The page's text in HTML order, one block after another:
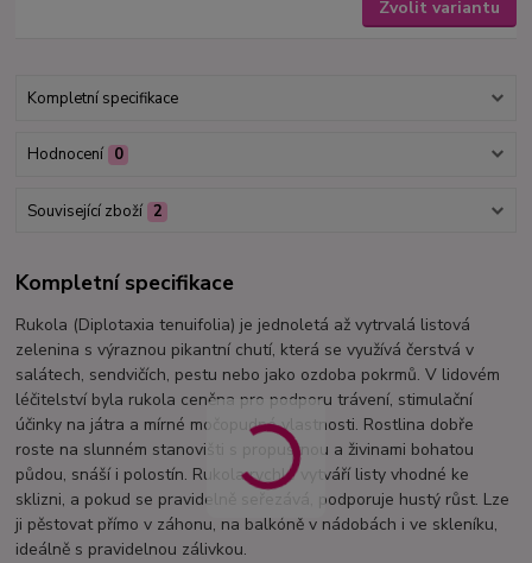
Zvolit variantu
Kompletní specifikace
Hodnocení 0
Související zboží 2
Kompletní specifikace
Rukola (Diplotaxia tenuifolia) je jednoletá až vytrvalá listová
zelenina s výraznou pikantní chutí, která se využívá čerstvá v
salátech, sendvičích, pestu nebo jako ozdoba pokrmů. V lidovém
léčitelství byla rukola ceněna pro podporu trávení, stimulační
účinky na játra a mírné močopudné vlastnosti. Rostlina dobře
roste na slunném stanovišti s propustnou a živinami bohatou
půdou, snáší i polostín. Rukola rychle vytváří listy vhodné ke
sklizni, a pokud se pravidelně seřezává, podporuje hustý růst. Lze
ji pěstovat přímo v záhonu, na balkóně v nádobách i ve skleníku,
ideálně s pravidelnou zálivkou.